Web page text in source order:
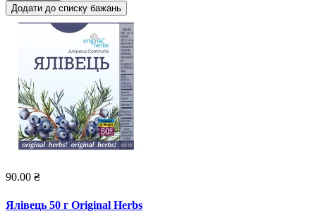
Додати до списку бажань
90.00 ₴
Ялівець 50 г Original Herbs